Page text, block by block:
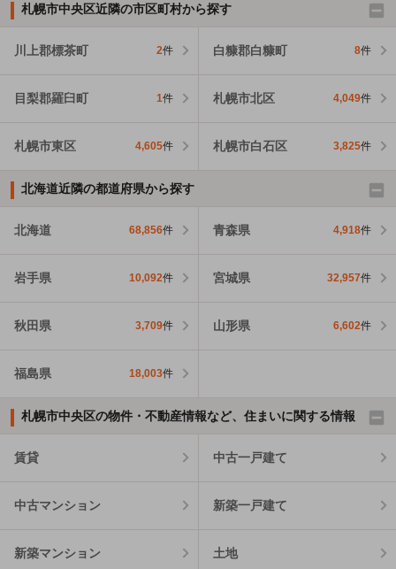
札幌市中央区近隣の市区町村から探す
川上郡標茶町 2件 白糠郡白糠町 8件
目梨郡羅臼町 1件 札幌市北区 4,049件
札幌市東区 4,605件 札幌市白石区 3,825件
北海道近隣の都道府県から探す
北海道 68,856件 青森県 4,918件
岩手県 10,092件 宮城県 32,957件
秋田県 3,709件 山形県 6,602件
福島県 18,003件
札幌市中央区の物件・不動産情報など、住まいに関する情報
賃貸 中古一戸建て
中古マンション 新築一戸建て
新築マンション 土地